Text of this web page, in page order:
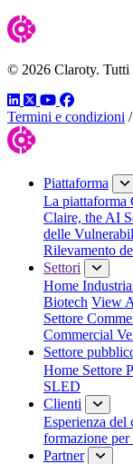
© 2026 Claroty. Tutti
LinkedIn
TwitterYouTube
Facebook
Termini e condizioni /
Piattaforma
La piattaforma
Claire, the AI
delle
Rilevamento
Settori
Home
Biotech View
Settore
Commercial
Settore
Home Settore
SLED
Clienti
Esperienza del
formazione
Partner